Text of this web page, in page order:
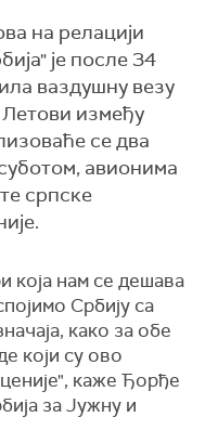
на релацији
је после 34
ваздушну везу
између
се два
авионима
српске
која нам се дешава
Србију са
како за обе
који су ово
каже Ђорђе
за Јужну и